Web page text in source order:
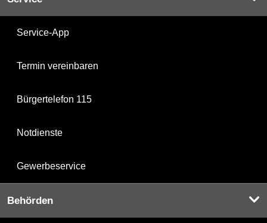
Service-App
Termin vereinbaren
Bürgertelefon 115
Notdienste
Gewerbeservice
Behörden